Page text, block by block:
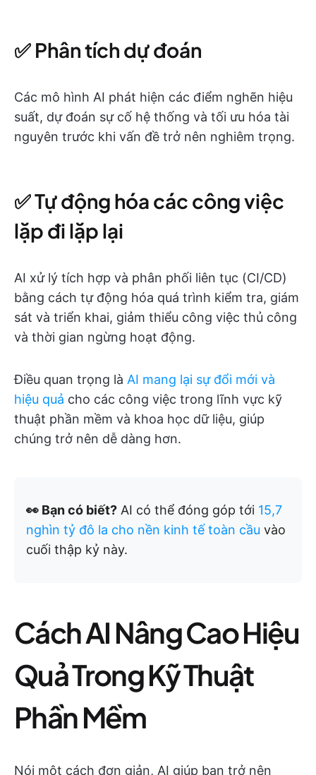
✅ Phân tích dự đoán
Các mô hình AI phát hiện các điểm nghẽn hiệu
suất, dự đoán sự cố hệ thống và tối ưu hóa tài
nguyên trước khi vấn đề trở nên nghiêm trọng.
✅ Tự động hóa các công việc
lặp đi lặp lại
AI xử lý tích hợp và phân phối liên tục (CI/CD)
bằng cách tự động hóa quá trình kiểm tra, giám
sát và triển khai, giảm thiểu công việc thủ công
và thời gian ngừng hoạt động.
Điều quan trọng là AI mang lại sự đổi mới và
hiệu quả cho các công việc trong lĩnh vực kỹ
thuật phần mềm và khoa học dữ liệu, giúp
chúng trở nên dễ dàng hơn.
👀 Bạn có biết? AI có thể đóng góp tới 15,7
nghìn tỷ đô la cho nền kinh tế toàn cầu vào
cuối thập kỷ này.
Cách AI Nâng Cao Hiệu
Quả Trong Kỹ Thuật
Phần Mềm
Nói một cách đơn giản, AI giúp bạn trở nên